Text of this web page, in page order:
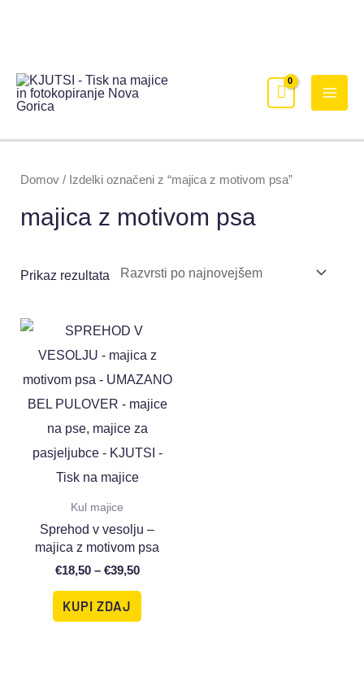
Domov / Izdelki označeni z “majica z motivom psa”
majica z motivom psa
Prikaz rezultata
Kul majice
Sprehod v vesolju –
majica z motivom psa
€18,50 – €39,50
KUPI ZDAJ